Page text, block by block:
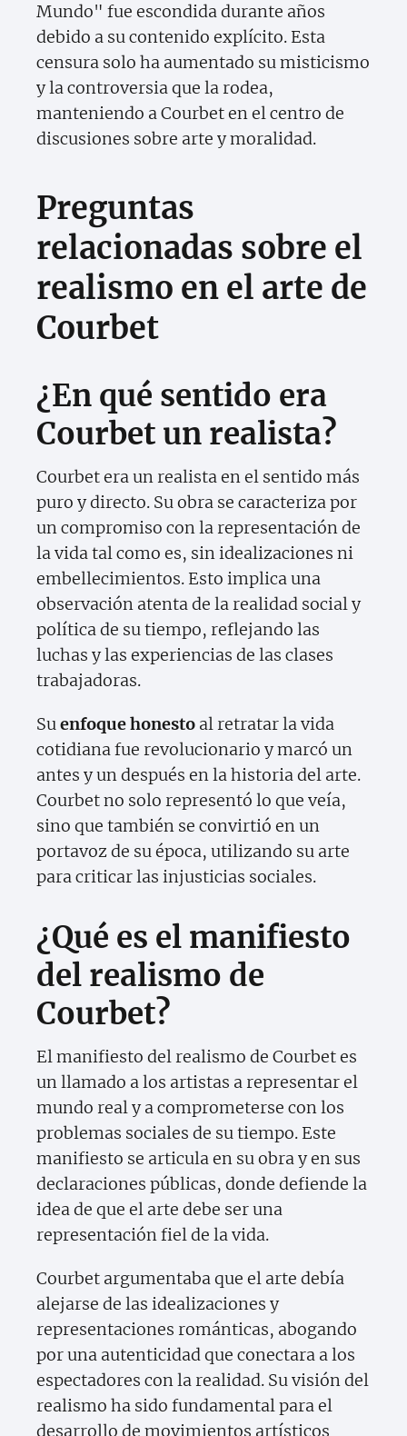
Mundo" fue escondida durante años
debido a su contenido explícito. Esta
censura solo ha aumentado su misticismo
y la controversia que la rodea,
manteniendo a Courbet en el centro de
discusiones sobre arte y moralidad.
Preguntas
relacionadas sobre el
realismo en el arte de
Courbet
¿En qué sentido era
Courbet un realista?
Courbet era un realista en el sentido más
puro y directo. Su obra se caracteriza por
un compromiso con la representación de
la vida tal como es, sin idealizaciones ni
embellecimientos. Esto implica una
observación atenta de la realidad social y
política de su tiempo, reflejando las
luchas y las experiencias de las clases
trabajadoras.
Suenfoque honesto al retratar la vida
cotidiana fue revolucionario y marcó un
antes y un después en la historia del arte.
Courbet no solo representó lo que veía,
sino que también se convirtió en un
portavoz de su época, utilizando su arte
para criticar las injusticias sociales.
¿Qué es el manifiesto
del realismo de
Courbet?
El manifiesto del realismo de Courbet es
un llamado a los artistas a representar el
mundo real y a comprometerse con los
problemas sociales de su tiempo. Este
manifiesto se articula en su obra y en sus
declaraciones públicas, donde defiende la
idea de que el arte debe ser una
representación fiel de la vida.
Courbet argumentaba que el arte debía
alejarse de las idealizaciones y
representaciones románticas, abogando
por una autenticidad que conectara a los
espectadores con la realidad. Su visión del
realismo ha sido fundamental para el
desarrollo de movimientos artísticos